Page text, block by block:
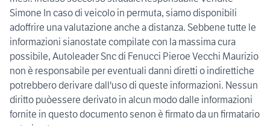
Simone In caso di veicolo in permuta, siamo disponibili
adoffrire una valutazione anche a distanza. Sebbene tutte le
informazioni sianostate compilate con la massima cura
possibile, Autoleader Snc di Fenucci Pieroe Vecchi Maurizio
non è responsabile per eventuali danni diretti o indirettiche
potrebbero derivare dall'uso di queste informazioni. Nessun
diritto puòessere derivato in alcun modo dalle informazioni
fornite in questo documento senon è firmato da un firmatario